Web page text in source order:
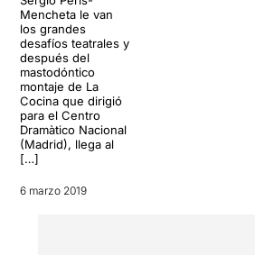
Mencheta le van
los grandes
desafíos teatrales y
después del
mastodóntico
montaje de La
Cocina que dirigió
para el Centro
Dramàtico Nacional
(Madrid), llega al
[…]
6 marzo 2019